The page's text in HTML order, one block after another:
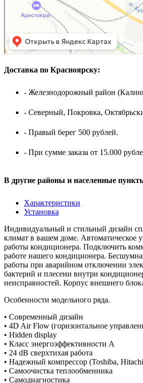
Доставка по Красноярску:
- Железнодорожный район
- Северный, Покровка,
- Правый берег 500 рублей.
- При сумме заказа от 15.000
В другие районы и населенные
Характеристики
Установка
Индивидуальный и стильный дизайн
климат в вашем доме. Автоматическое
работы кондиционера. Подключить
работе нашего кондиционера.
работы при аварийном отключении
бактерий и плесени внутри
неисправностей. Корпус внешнего
Особенности модельного ряда.
• Современный дизайн
• 4D Air Flow (горизонтальное
• Hidden display
• Класс энергоэффективности А
• 24 dB cверхтихая работа
• Надежный компрессор (Toshiba,
• Самоочистка теплообменника
• Самодиагностика